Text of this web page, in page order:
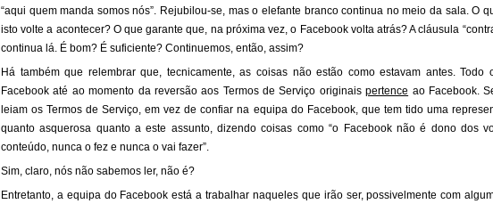
“aqui quem manda somos nós”. Rejubilou-se, mas o elefante branco continua no meio da sala. O
isto volte a acontecer? O que garante que, na próxima vez, o Facebook volta atrás? A cláusula
continua lá. É bom? É suficiente? Continuemos, então, assim?
Há também que relembrar que, tecnicamente, as coisas não estão como estavam antes. Todo
Facebook até ao momento da reversão aos Termos de Serviço originaispertence ao Facebook.
leiam os Termos de Serviço, em vez de confiar na equipa do Facebook, que tem tido uma
quanto asquerosa quanto a este assunto, dizendo coisas como “o Facebook não é dono dos
conteúdo, nunca o fez e nunca o vai fazer”.
Sim, claro, nós não sabemos ler, não é?
Entretanto, a equipa do Facebook está a trabalhar naqueles que irão ser, possivelmente com